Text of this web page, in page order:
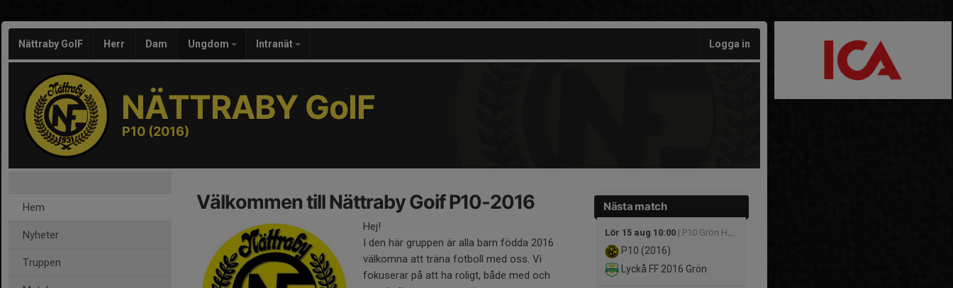
Nättraby GoIF Herr Dam Ungdom Intranät Logga in
NÄTTRABY GoIF
P10 (2016)
Hem
Nyheter
Truppen
Nästa match
Lör 15 aug 10:00 | P10 Grön Höst
P10 (2016)
Lyckå FF 2016 Grön
Välkommen till Nättraby Goif P10-2016
Hej!
I den här gruppen är alla barn födda 2016
välkomna att träna fotboll med oss. Vi
fokuserar på att ha roligt, både med och